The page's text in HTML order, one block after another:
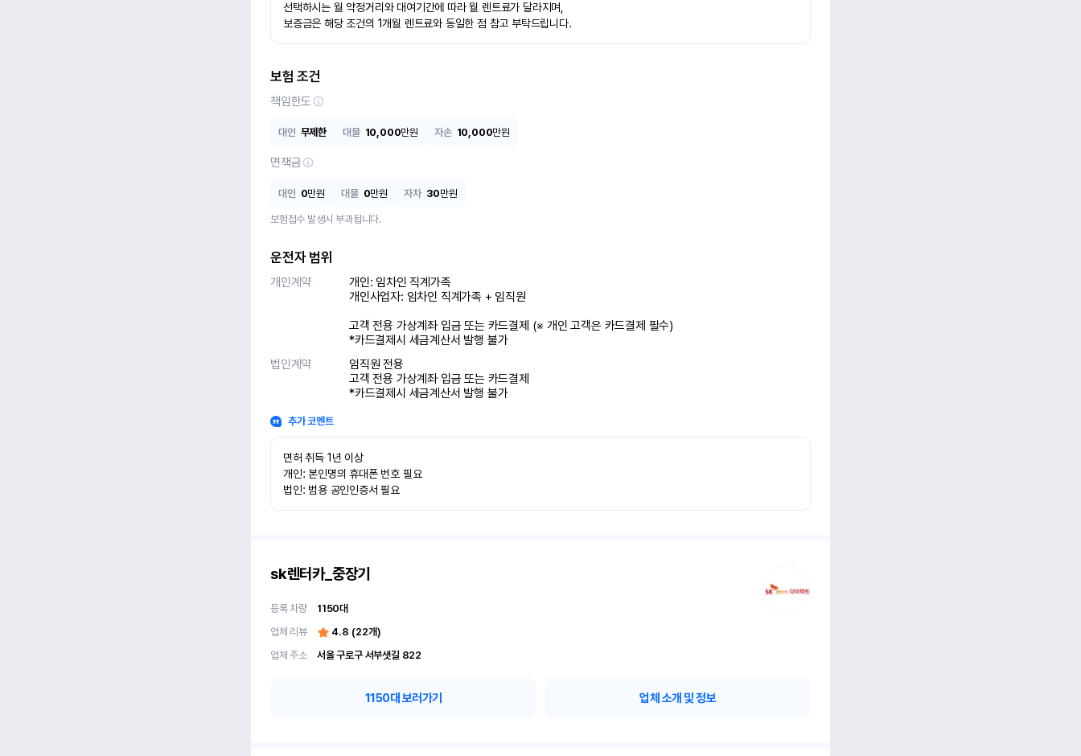
선택하시는 월 약정거리와 대여기간에 따라 월 렌트료가 달라지며,
보증금은 해당 조건의 1개월 렌트료와 동일한 점 참고 부탁드립니다.
보험 조건
책임한도
대인 무제한 대물 10,000만원 자손 10,000만원
면책금
대인 0만원 대물 0만원 자차 30만원
보험접수 발생시 부과됩니다.
운전자 범위
개인계약
개인: 임차인 직계가족
개인사업자: 임차인 직계가족 + 임직원
고객 전용 가상계좌 입금 또는 카드결제 (※ 개인 고객은 카드결제 필수)
*카드결제시 세금계산서 발행 불가
법인계약
임직원 전용
고객 전용 가상계좌 입금 또는 카드결제
*카드결제시 세금계산서 발행 불가
추가 코멘트
면허 취득 1년 이상
개인: 본인명의 휴대폰 번호 필요
법인: 범용 공인인증서 필요
sk렌터카_중장기
등록 차량 1150대
업체 리뷰
4.8 (22개)
업체 주소
서울 구로구 서부샛길 822
1150대 보러가기 업체 소개 및 정보